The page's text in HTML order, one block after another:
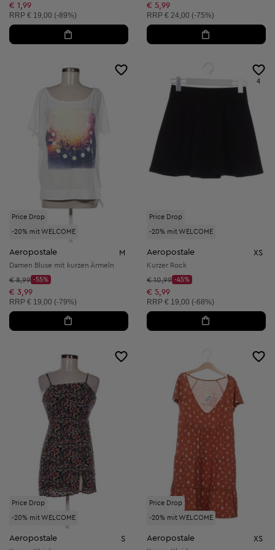
Reduzierter Preis:
€ 1,99
Unverbindliche Preisempfehlung:
RRP € 19,00 (-89%)
Reduzierter Preis:
€ 5,99
Unverbindliche Preisempfehlung:
RRP € 24,00 (-75%)
Price Drop
-20% mit WELCOME
Aeropostale M
Damen Bluse mit kurzen Ärmeln
Startpreis:
€ 8,99
Discount Price:
-55%
Reduzierter Preis:
€ 3,99
Unverbindliche Preisempfehlung:
RRP € 19,00 (-79%)
Price Drop
-20% mit WELCOME
4
Aeropostale XS
Kurzer Rock
Startpreis:
€ 10,99
Discount Price:
-45%
Reduzierter Preis:
€ 5,99
Unverbindliche Preisempfehlung:
RRP € 19,00 (-68%)
Price Drop
-20% mit WELCOME
Aeropostale S
Price Drop
-20% mit WELCOME
Aeropostale XS